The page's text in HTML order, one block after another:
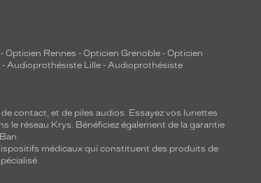
- Opticien Rennes - Opticien Grenoble - Opticien
- Audioprothésiste Lille - Audioprothésiste
de contact, et de piles audios. Essayez vos lunettes
le réseau Krys. Bénéficiez également de la garantie
médicaux qui constituent des produits de